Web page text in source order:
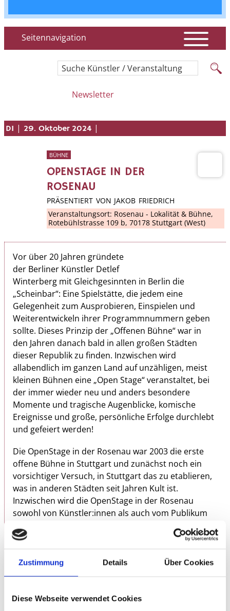
Zustimmung Details Über Cookies
Diese Webseite verwendet Cookies
Seitennavigation
Suche Künstler / Veranstaltung
Newsletter
DI | 29. Oktober 2024 |
BÜHNE
OPENSTAGE IN DER
ROSENAU
PRÄSENTIERT VON JAKOB FRIEDRICH
Veranstaltungsort: Rosenau - Lokalität & Bühne,
Rotebühlstrasse 109 b, 70178 Stuttgart (West)
Vor über 20 Jahren gründete
der Berliner Künstler Detlef
Winterberg mit Gleichgesinnten in Berlin die
„Scheinbar“: Eine Spielstätte, die jedem eine
Gelegenheit zum Ausprobieren, Einspielen und
Weiterentwickeln ihrer Programmnummern geben
sollte. Dieses Prinzip der „Offenen Bühne“ war in
den Jahren danach bald in allen großen Städten
dieser Republik zu finden. Inzwischen wird
allabendlich im ganzen Land auf unzähligen, meist
kleinen Bühnen eine „Open Stage“ veranstaltet, bei
der immer wieder neu und anders besondere
Momente und tragische Augenblicke, komische
Ereignisse und große, persönliche Erfolge durchlebt
und gefeiert werden!
Die OpenStage in der Rosenau war 2003 die erste
offene Bühne in Stuttgart und zunächst noch ein
vorsichtiger Versuch, in Stuttgart das zu etablieren,
was in anderen Städten seit Jahren Kult ist.
Inzwischen wird die OpenStage in der Rosenau
sowohl von Künstler:innen als auch vom Publikum
heftig frequentiert und gut besucht. Sie ist ein fester
und wichtiger Bestandteil der Bühnenkultur und aus
dem kulturellen Leben der Stadt nicht mehr
wegzudenken.
statt, während der Spielzeit 2x im Monat. Sich